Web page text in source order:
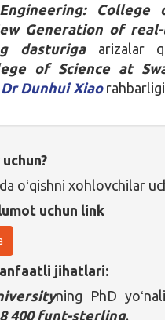
Generation of
dasturigaarizalar
of Science at
Dr Dunhui Xiao
oʻqishni xohlovchilar
uchun link
jihatlari:
ning PhD
400 funt-sterling.